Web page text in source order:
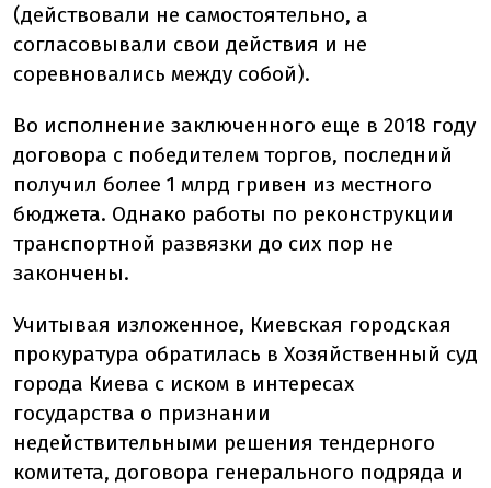
(действовали не самостоятельно, а
согласовывали свои действия и не
соревновались между собой).
Во исполнение заключенного еще в 2018 году
договора с победителем торгов, последний
получил более 1 млрд гривен из местного
бюджета. Однако работы по реконструкции
транспортной развязки до сих пор не
закончены.
Учитывая изложенное, Киевская городская
прокуратура обратилась в Хозяйственный суд
города Киева с иском в интересах
государства о признании
недействительными решения тендерного
комитета, договора генерального подряда и